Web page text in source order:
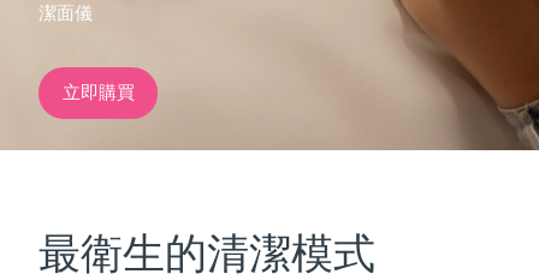
潔面儀
立即購買
最衛生的清潔模式
紅光療法
德國 預計送達日期
加拿大 預計送達日期 8/14/26
奧地利 預計送達日期